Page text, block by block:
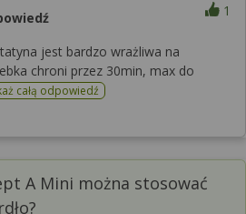
1
jest bardzo wrażliwa na
chroni przez 30min, max do
całą odpowiedź
A Mini można stosować